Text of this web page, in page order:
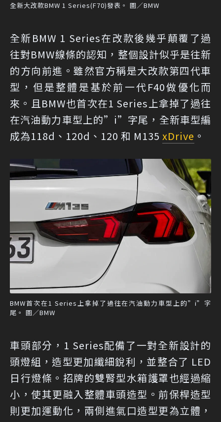
全新大改款BMW 1 Series(F70)發表。 圖／BMW
全新BMW 1 Series在改款後幾乎顛覆了過
往對BMW線條的認知，整個設計似乎是往新
的方向前進。雖然官方稱是大改款第四代車
型，但是整體是基於前一代F40做優化而
來。且BMW也首次在1 Series上拿掉了過往
在汽油動力車型上的”i”字尾，全新車型編
成為118d、120d、120 和 M135 xDrive 。
BMW首次在1 Series上拿掉了過往在汽油動力車型上的”i”字
尾。 圖／BMW
車頭部分，1 Series配備了一對全新設計的
頭燈組，造型更加纖細銳利，並整合了 LED
日行燈條。招牌的雙腎型水箱護罩也經過縮
小，使其更融入整體車頭造型。前保桿造型
則更加運動化，兩側進氣口造型更為立體，